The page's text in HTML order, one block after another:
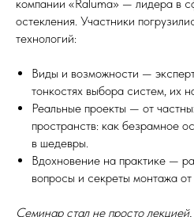
компании «Raluma» — лидера в
остекления. Участники
технологий:
Виды и возможности —
тонкостях выбора систем, их
Реальные проекты — от
пространств: как безрамное
в шедевры.
Вдохновение на практике —
вопросы и секреты монтажа
Семинар стал не просто